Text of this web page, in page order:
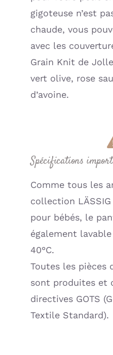
gigoteuse n’est
chaude, vous
avec les
Grain Knit de
vert olive, rose
d’avoine.
Spécifications
Comme tous les
collection LÄSSIG
pour bébés, le
également
40°C.
Toutes les pièces
sont produites et
directives GOTS
Textile Standard).